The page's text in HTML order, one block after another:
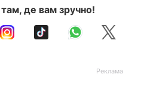
де вам зручно!